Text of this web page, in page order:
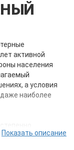
активной
населения
а условия
наиболее
условия
На сайте
Показать описание